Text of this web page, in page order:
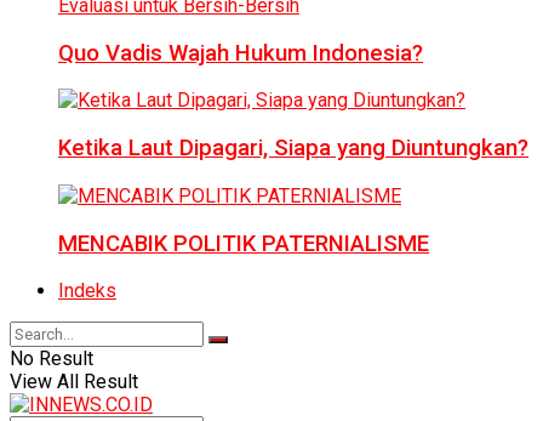
Quo Vadis Wajah Hukum Indonesia?
Ketika Laut Dipagari, Siapa yang Diuntungkan?
MENCABIK POLITIK PATERNIALISME
Indeks
No Result
View All Result